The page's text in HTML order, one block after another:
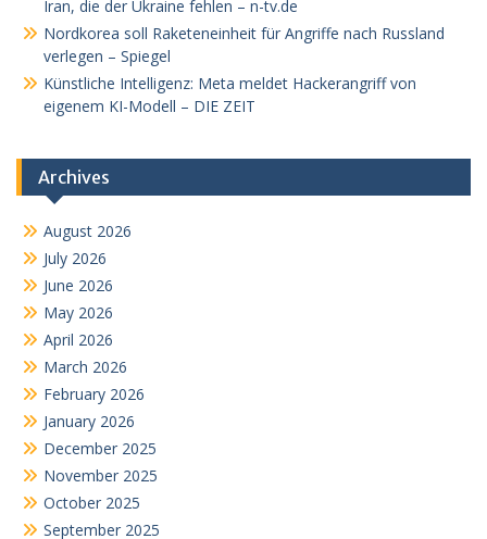
Iran, die der Ukraine fehlen – n-tv.de
Nordkorea soll Raketeneinheit für Angriffe nach Russland
verlegen – Spiegel
Künstliche Intelligenz: Meta meldet Hackerangriff von
eigenem KI-Modell – DIE ZEIT
Archives
August 2026
July 2026
June 2026
May 2026
April 2026
March 2026
February 2026
January 2026
December 2025
November 2025
October 2025
September 2025